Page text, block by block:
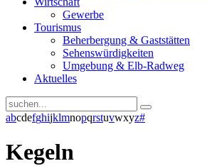
Gewerbe
Tourismus
Beherbergung & Gaststätten
Sehenswürdigkeiten
Umgebung & Elb-Radweg
Aktuelles
abcdefghijklmnopqrstuvwxyz#
Kegeln